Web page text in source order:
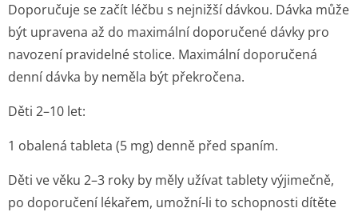
Doporučuje se začít léčbu s nejnižší dávkou. Dávka může
být upravena až do maximální doporučené dávky pro
navození pravidelné stolice. Maximální doporučená
denní dávka by neměla být překročena.
Děti 2–10 let:
1 obalená tableta (5 mg) denně před spaním.
Děti ve věku 2–3 roky by měly užívat tablety výjimečně,
po doporučení lékařem, umožní-li to schopnosti dítěte